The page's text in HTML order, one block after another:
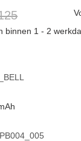
binnen 1 - 2